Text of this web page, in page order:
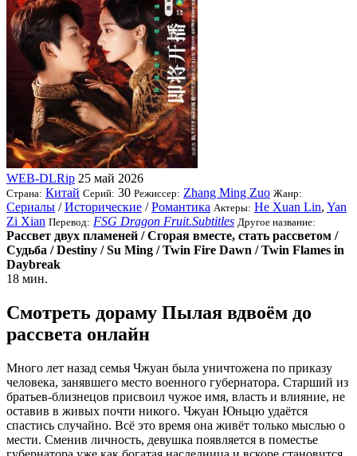
WEB-DLRip 25 май 2026
Страна: Китай Серий: 30 Режиссер: Zhang Ming Zuo Жанр:
Сериалы /Исторические /Романтика Актеры: He Xuan Lin, Yan
Zi Xian Перевод: FSG Dragon Fruit.Subtitles Другое название:
Рассвет двух пламеней / Сгорая вместе, стать рассветом /
Судьба / Destiny / Su Ming / Twin Fire Dawn / Twin Flames in
Daybreak
18 мин.
Смотреть дораму Пылая вдвоём до
рассвета онлайн
Много лет назад семья Чжуан была уничтожена по приказу
человека, занявшего место военного губернатора. Старший из
братьев-близнецов присвоил чужое имя, власть и влияние, не
оставив в живых почти никого. Чжуан Юньцю удаётся
спастись случайно. Всё это время она живёт только мыслью о
мести. Сменив личность, девушка появляется в поместье